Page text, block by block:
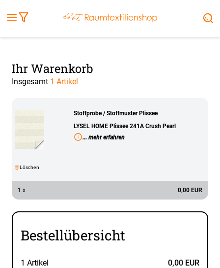
Außenrollo
Stoffe
Markise Sonnensegel
Ihr Warenkorb
Insgesamt 1 Artikel
Stoffprobe / Stoffmuster Plissee
LYSEL HOME Plissee 241A Crush Pearl
... mehr erfahren
Löschen
0,00 EUR
1 x
Bestellübersicht
1 Artikel 0,00 EUR